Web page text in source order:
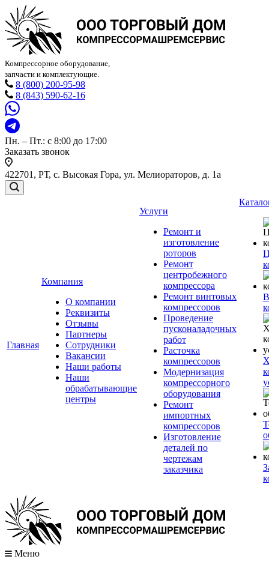
Компрессорное оборудование,
запчасти и комплектующие.
8 (800) 200-95-98
8 (843) 590-62-16
Пн. – Пт.: с 8:00 до 17:00
Заказать звонок
422701, РТ, с. Высокая Гора, ул. Мелиораторов, д. 1а
Главная
Компания
О компании
Реквизиты
Отзывы
Партнеры
Сотрудники
Вакансии
Наши работы
Наши
обрабатывающие
центры
Услуги
Ремонт и
изготовление
роторов
Ремонт
центробежного
компрессора
Ремонт винтовых
компрессоров
Проведение
пусконаладочных
работ
Расточка
компрессоров
Модернизация
компрессорного
оборудования
Ремонт
импортных
компрессоров
Изготовление
деталей по
чертежам
заказчика
Меню